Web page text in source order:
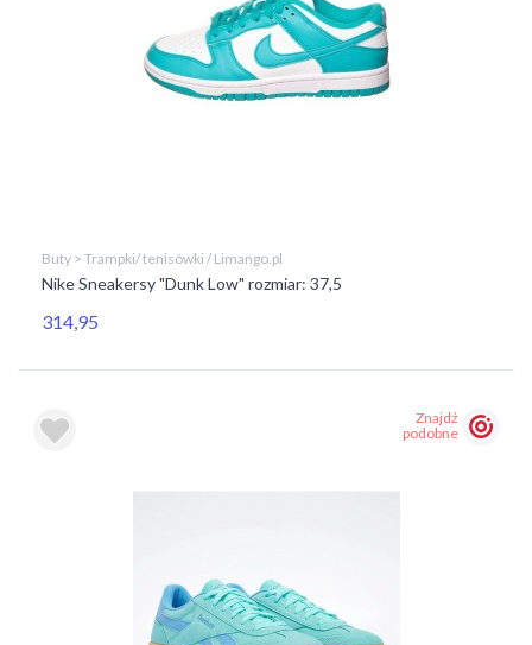
Buty > Trampki/ tenisówki / Limango.pl
Nike Sneakersy "Dunk Low" rozmiar: 37,5
314,95
Znajdź
podobne